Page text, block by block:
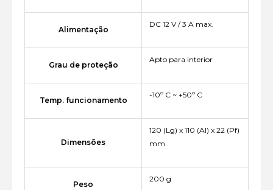
Alimentação
DC 12 V / 3 A max.
Grau de proteção
Apto para interior
Temp. funcionamento
-10º C ~ +50º C
Dimensões
120 (Lg) x 110 (Al) x 22 (Pf)
mm
Peso
200 g